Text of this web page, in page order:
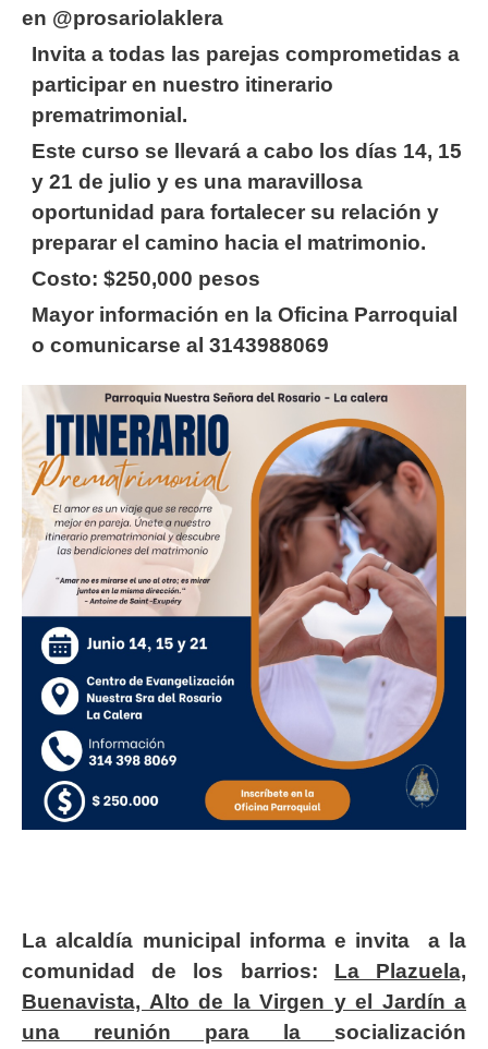
en @prosariolaklera
Invita a todas las parejas comprometidas a
participar en nuestro itinerario
prematrimonial.
Este curso se llevará a cabo los días 14, 15
y 21 de julio y es una maravillosa
oportunidad para fortalecer su relación y
preparar el camino hacia el matrimonio.
Costo: $250,000 pesos
Mayor información en la Oficina Parroquial
o comunicarse al 3143988069
Imagen
La alcaldía municipal informa e invita a la
comunidad de los barrios: La Plazuela,
Buenavista, Alto de la Virgen y el Jardín a
una reunión para la socialización